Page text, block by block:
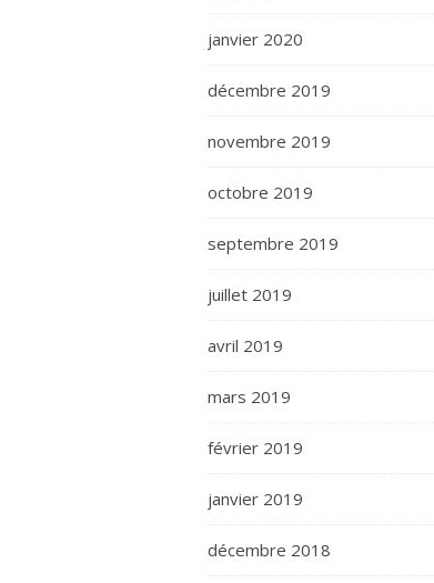
janvier 2020
décembre 2019
novembre 2019
octobre 2019
septembre 2019
juillet 2019
avril 2019
mars 2019
février 2019
janvier 2019
décembre 2018